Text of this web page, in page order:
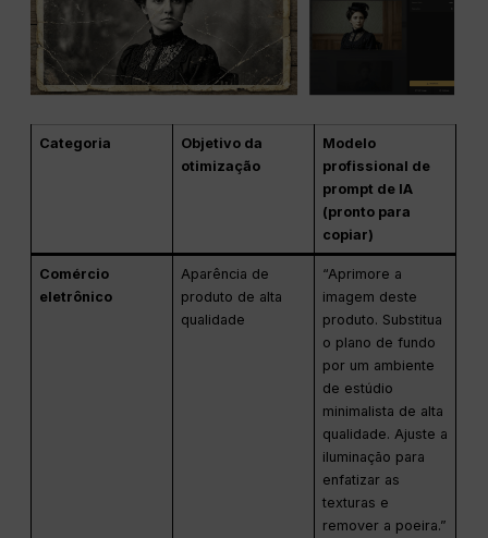
Categoria
Objetivo da
otimização
Modelo
profissional de
prompt de IA
(pronto para
copiar)
Comércio
eletrônico
Aparência de
produto de alta
qualidade
“Aprimore a
imagem deste
produto. Substitua
o plano de fundo
por um ambiente
de estúdio
minimalista de alta
qualidade. Ajuste a
iluminação para
enfatizar as
texturas e
remover a poeira.”